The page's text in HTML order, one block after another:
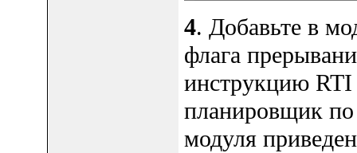
4. Добавьте в
флага
инструкцию RTI
планировщик
модуля